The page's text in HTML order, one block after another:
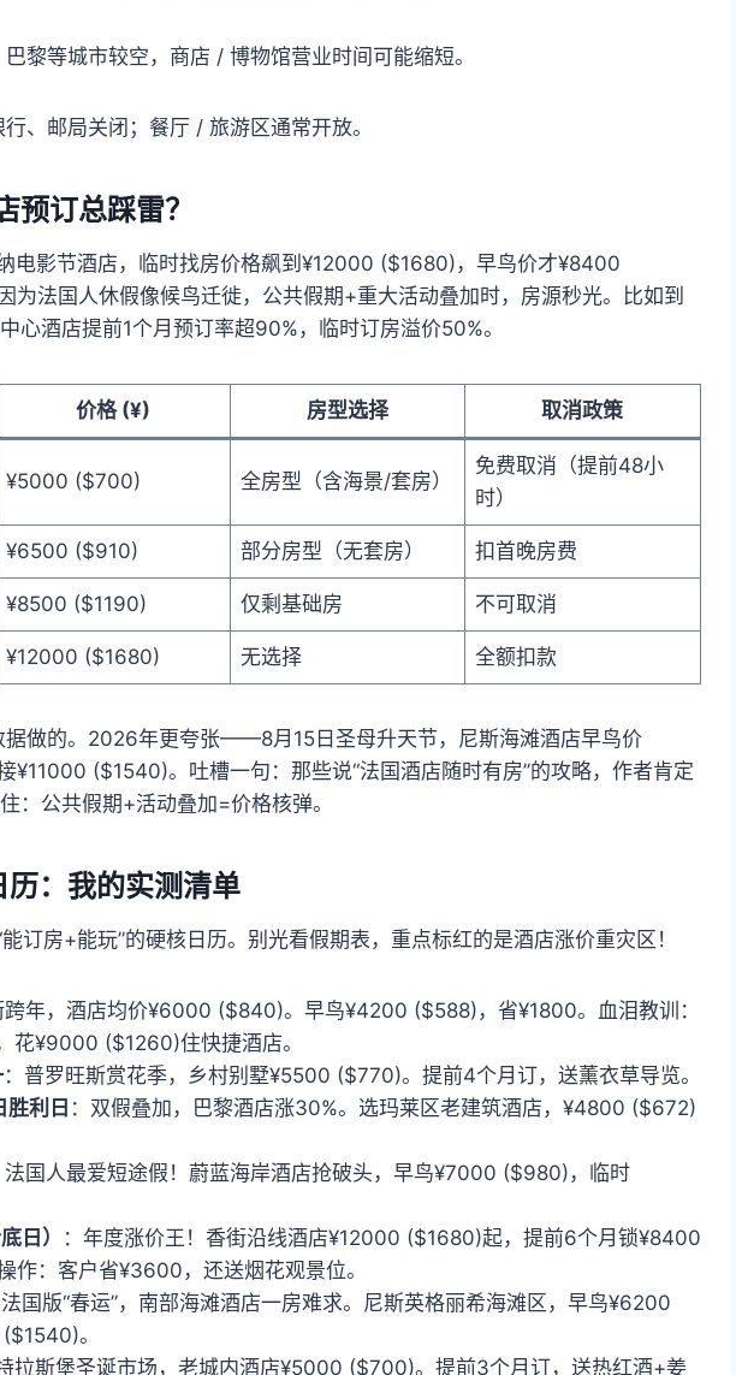
黎等城市较空，商店 / 博物馆营业时间可能缩短。
、邮局关闭；餐厅 / 旅游区通常开放。
预订总踩雷？
电影节酒店，临时找房价格飙到¥12000 ($1680)，早鸟价才¥8400
为法国人休假像候鸟迁徙，公共假期+重大活动叠加时，房源秒光。比如到
心酒店提前1个月预订率超90%，临时订房溢价50%。
价格 (¥) 房型选择 取消政策
¥5000 ($700) 全房型（含海景/套房）
免费取消（提前48小
时）
¥6500 ($910) 部分房型（无套房） 扣首晚房费
¥8500 ($1190) 仅剩基础房 不可取消
¥12000 ($1680) 无选择 全额扣款
据做的。2026年更夸张——8月15日圣母升天节，尼斯海滩酒店早鸟价
($1540)。吐槽一句：那些说“法国酒店随时有房”的攻略，作者肯定
：公共假期+活动叠加=价格核弹。
：我的实测清单
订房+能玩”的硬核日历。别光看假期表，重点标红的是酒店涨价重灾区！
跨年，酒店均价¥6000 ($840)。早鸟¥4200 ($588)，省¥1800。血泪教训：
花¥9000 ($1260)住快捷酒店。
：普罗旺斯赏花季，乡村别墅¥5500 ($770)。提前4个月订，送薰衣草导览。
利日 ：双假叠加，巴黎酒店涨30%。选玛莱区老建筑酒店，¥4800 ($672)
法国人最爱短途假！蔚蓝海岸酒店抢破头，早鸟¥7000 ($980)，临时
日）
：年度涨价王！香街沿线酒店¥12000 ($1680)起，提前6个月锁¥8400
作：客户省¥3600，还送烟花观景位。
国版“春运”，南部海滩酒店一房难求。尼斯英格丽希海滩区，早鸟¥6200
。
拉斯堡圣诞市场，老城内酒店¥5000 ($700)。提前3个月订，送热红酒+姜